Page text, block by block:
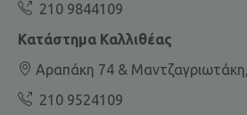
210 9844109
Κατάστημα Καλλιθέας
Αραπάκη 74 &
210 9524109